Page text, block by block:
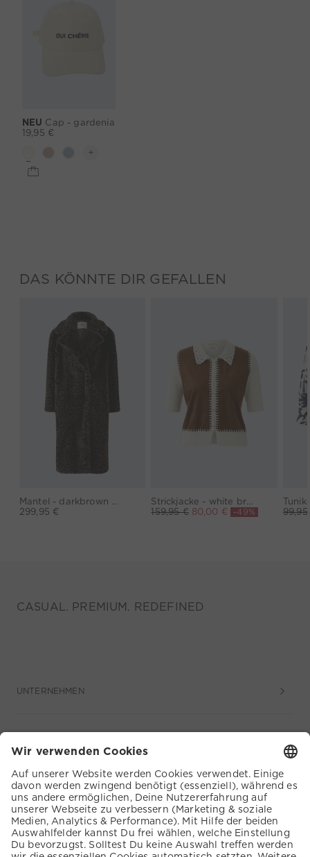
NEU Cap - gardenia
19,95 €
DAS KÖNNTE DIR GEFALLEN
Mantel - darkbrown grey
299,95 €
Strickjacke - white brown
159,95 € 80,00 € -49%
CASUAL. PREMIUM. REDEFINED
UNTERNEHMEN
KUNDENSERVICE